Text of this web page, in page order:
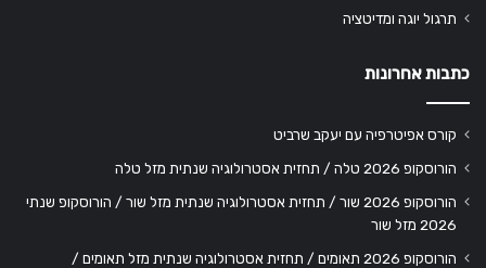
תרגול יוגה ומדיטציה
כתבות אחרונות
קורס אפיטרפיה עם יעקב שרביט
הורוסקופ 2026 טלה / תחזית אסטרולוגיה שנתית מזל טלה
הורוסקופ 2026 שור / תחזית אסטרולוגיה שנתית מזל שור / הורוסקופ שנתי
2026 מזל שור
הורוסקופ 2026 תאומים / תחזית אסטרולוגיה שנתית מזל תאומים /